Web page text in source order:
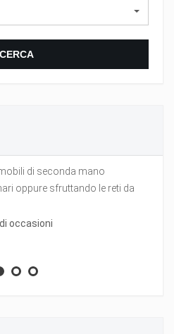
CERCA
di seconda mano
oppure sfruttando le reti da
occasioni